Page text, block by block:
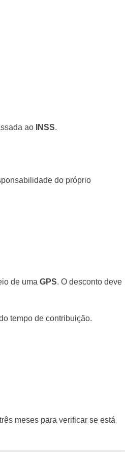
ao
INSS.
do próprio
de uma GPS. O desconto deve
tempo de contribuição.
meses para verificar se está